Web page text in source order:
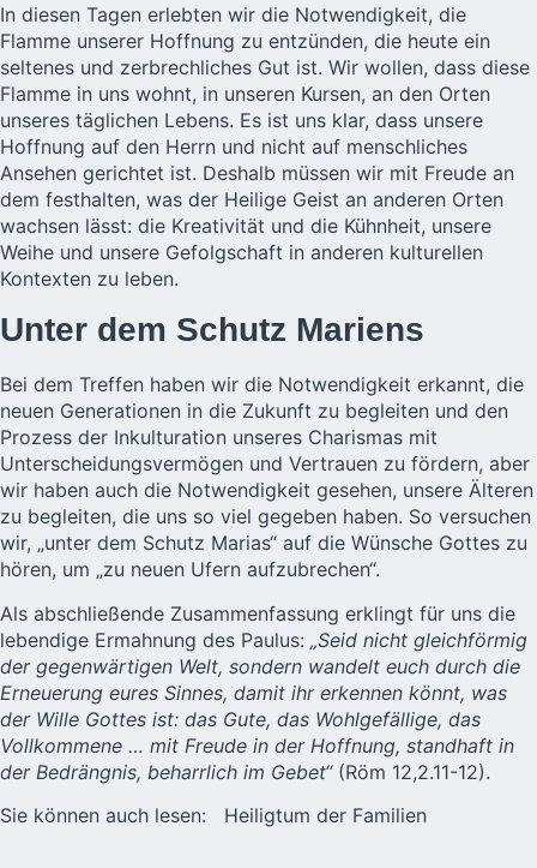
In diesen Tagen erlebten wir die Notwendigkeit, die
Flamme unserer Hoffnung zu entzünden, die heute ein
seltenes und zerbrechliches Gut ist. Wir wollen, dass diese
Flamme in uns wohnt, in unseren Kursen, an den Orten
unseres täglichen Lebens. Es ist uns klar, dass unsere
Hoffnung auf den Herrn und nicht auf menschliches
Ansehen gerichtet ist. Deshalb müssen wir mit Freude an
dem festhalten, was der Heilige Geist an anderen Orten
wachsen lässt: die Kreativität und die Kühnheit, unsere
Weihe und unsere Gefolgschaft in anderen kulturellen
Kontexten zu leben.
Unter dem Schutz Mariens
Bei dem Treffen haben wir die Notwendigkeit erkannt, die
neuen Generationen in die Zukunft zu begleiten und den
Prozess der Inkulturation unseres Charismas mit
Unterscheidungsvermögen und Vertrauen zu fördern, aber
wir haben auch die Notwendigkeit gesehen, unsere Älteren
zu begleiten, die uns so viel gegeben haben. So versuchen
wir, „unter dem Schutz Marias“ auf die Wünsche Gottes zu
hören, um „zu neuen Ufern aufzubrechen“.
Als abschließende Zusammenfassung erklingt für uns die
lebendige Ermahnung des Paulus: „Seid nicht gleichförmig
der gegenwärtigen Welt, sondern wandelt euch durch die
Erneuerung eures Sinnes, damit ihr erkennen könnt, was
der Wille Gottes ist: das Gute, das Wohlgefällige, das
Vollkommene … mit Freude in der Hoffnung, standhaft in
der Bedrängnis, beharrlich im Gebet“(Röm 12,2.11-12).
Sie können auch lesen:
Heiligtum der Familien